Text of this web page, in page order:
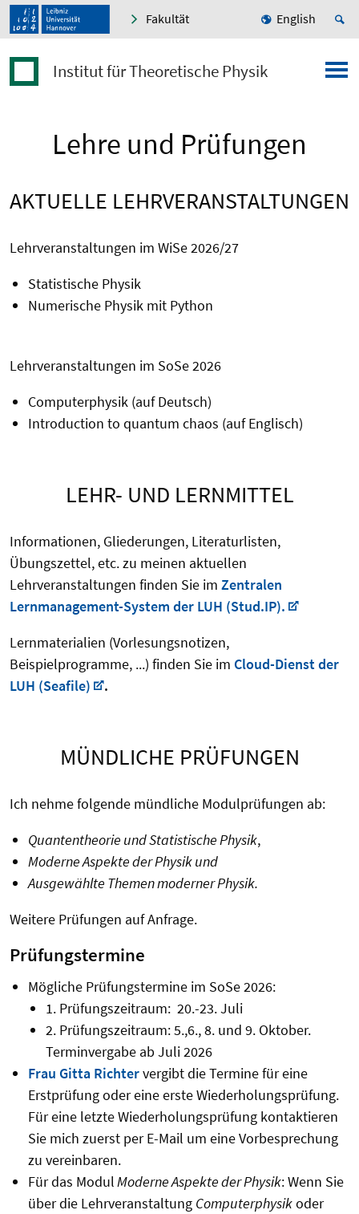
Fakultät English
Institut für Theoretische Physik
Lehre und Prüfungen
AKTUELLE LEHRVERANSTALTUNGEN
Lehrveranstaltungen im WiSe 2026/27
Statistische Physik
Numerische Physik mit Python
Lehrveranstaltungen im SoSe 2026
Computerphysik (auf Deutsch)
Introduction to quantum chaos (auf Englisch)
LEHR- UND LERNMITTEL
Informationen, Gliederungen, Literaturlisten,
Übungszettel, etc. zu meinen aktuellen
Lehrveranstaltungen finden Sie im Zentralen
Lernmanagement-System der LUH (Stud.IP).
Lernmaterialien (Vorlesungsnotizen,
Beispielprogramme, ...) finden Sie im Cloud-Dienst der
LUH (Seafile)
.
MÜNDLICHE PRÜFUNGEN
Ich nehme folgende mündliche Modulprüfungen ab:
Quantentheorie und Statistische Physik,
Moderne Aspekte der Physik und
Ausgewählte Themen moderner Physik.
Weitere Prüfungen auf Anfrage.
Prüfungstermine
Mögliche Prüfungstermine im SoSe 2026:
1. Prüfungszeitraum: 20.-23. Juli
2. Prüfungszeitraum: 5.,6., 8. und 9. Oktober.
Terminvergabe ab Juli 2026
Frau Gitta Richtervergibt die Termine für eine
Erstprüfung oder eine erste Wiederholungsprüfung.
Für eine letzte Wiederholungsprüfung kontaktieren
Sie mich zuerst per E-Mail um eine Vorbesprechung
zu vereinbaren.
Für das ModulModerne Aspekte der Physik: Wenn Sie
über die Lehrveranstaltung Computerphysikoder